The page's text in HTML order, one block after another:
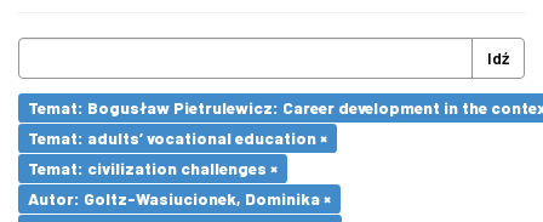
Idź
Temat: Bogusław Pietrulewicz: Career development in the
Temat: adults’ vocational education ×
Temat: civilization challenges ×
Autor: Goltz-Wasiucionek, Dominika ×